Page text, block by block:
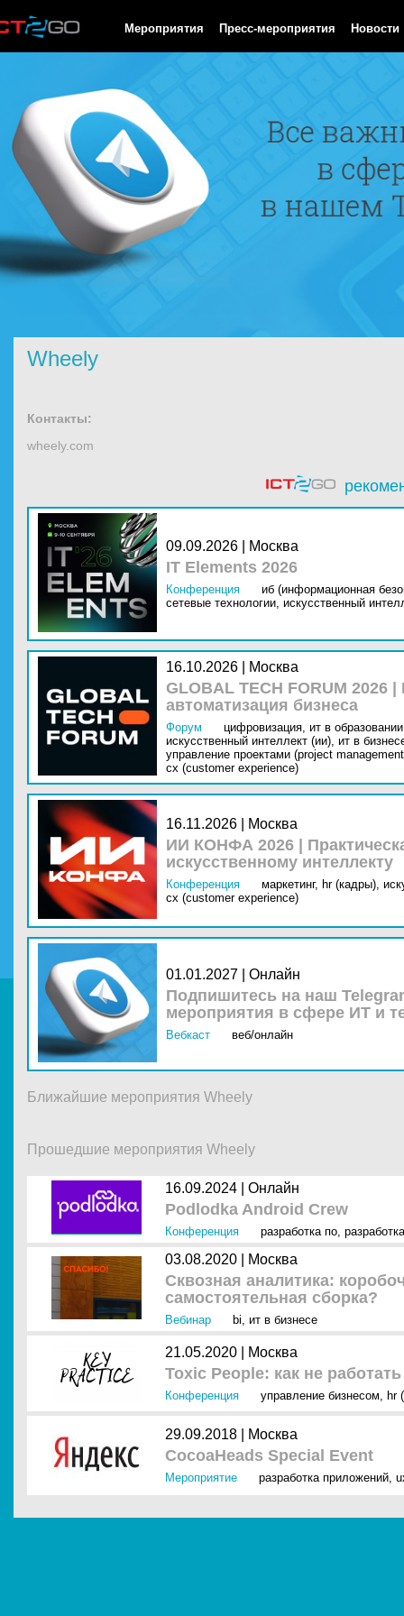
Мероприятия Пресс-мероприятия Новости
Wheely
Контакты:
wheely.com
09.09.2026 | Москва
IT Elements 2026
Конференция
иб (информационная
сетевые технологии, искусственный
16.10.2026 | Москва
GLOBAL TECH FORUM
автоматизация бизнеса
Форум цифровизация, ит в
искусственный интеллект (ии), ит в
управление проектами (project
cx (customer experience)
16.11.2026 | Москва
ИИ КОНФА 2026 |
искусственному интеллекту
Конференция маркетинг, hr (кадры),
cx (customer experience)
01.01.2027 | Онлайн
Подпишитесь на наш
мероприятия в сфере ИТ и
Вебкаст веб/онлайн
Ближайшие мероприятия Wheely
Прошедшие мероприятия Wheely
16.09.2024 | Онлайн
Podlodka Android Crew
Конференция разработка по,
03.08.2020 | Москва
Сквозная аналитика:
самостоятельная сборка?
Вебинар bi, ит в бизнесе
21.05.2020 | Москва
Toxic People: как не
Конференция управление бизнесом, hr
29.09.2018 | Москва
CocoaHeads Special Event
Мероприятие разработка приложений,